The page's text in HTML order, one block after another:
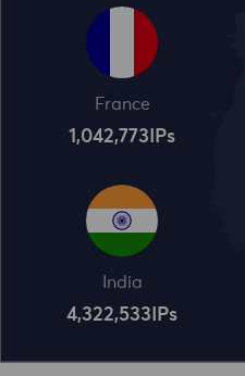
France
1,042,773 IPs
India
4,322,534 IPs